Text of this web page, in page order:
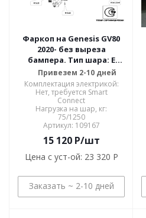
Фаркоп на Genesis GV80
2020- без выреза
бампера. Тип шара: E
(легкосъемный шар под
квадрат). Нагрузки
1250/75 кг, масса 21,2 кг
(без электрики) 109167
Привезем 2-10 дней
Комплектация электрикой:
Нет, требуется Smart
Connect
Нагрузка на шар, кг:
75/1250
Артикул: 109167
15 120P/шт
Цена с уст-ой: 23 320 P
Заказать ~ 2-10 дней